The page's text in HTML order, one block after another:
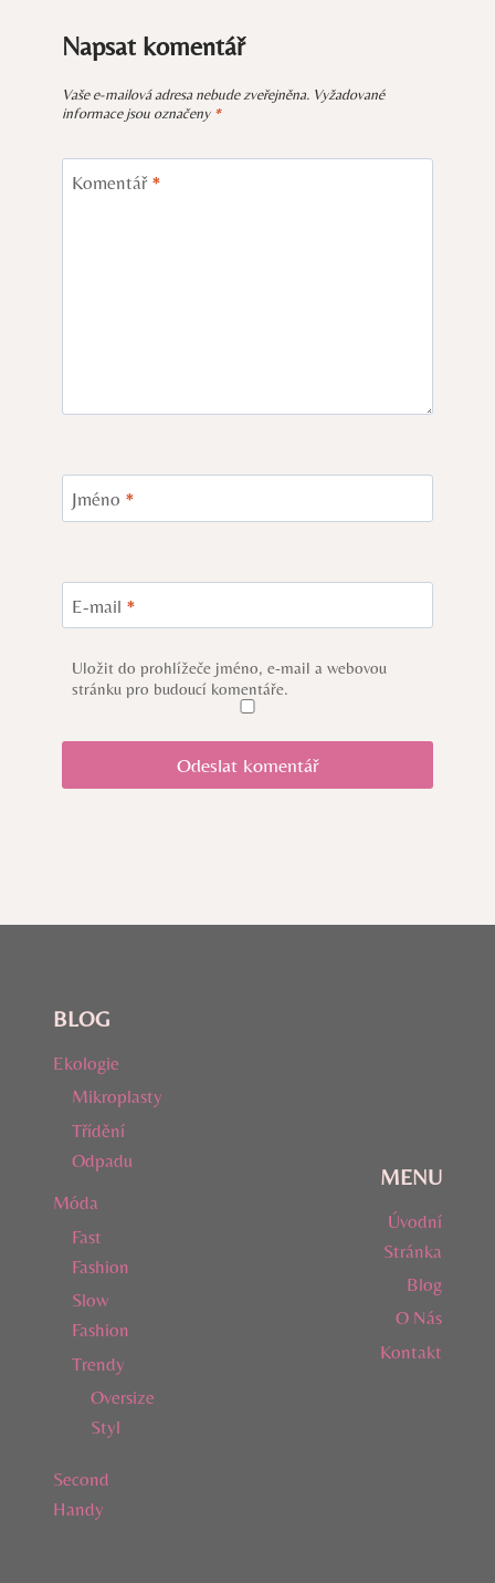
Napsat komentář
Vaše e-mailová adresa nebude zveřejněna. Vyžadované
informace jsou označeny *
Komentář *
Jméno *
E-mail *
Uložit do prohlížeče jméno, e-mail a webovou
stránku pro budoucí komentáře.
BLOG
Ekologie
Mikroplasty
Třídění
Odpadu
Móda
Fast
Fashion
Slow
Fashion
Trendy
Oversize
Styl
Second
Handy
MENU
Úvodní
Stránka
Blog
O Nás
Kontakt